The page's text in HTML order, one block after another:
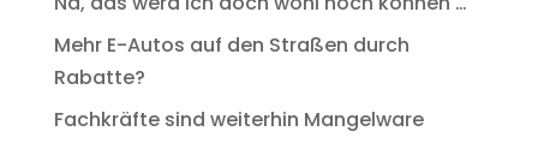
Mehr E-Autos auf den Straßen durch
Rabatte?
Fachkräfte sind weiterhin Mangelware